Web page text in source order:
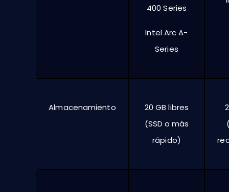
400 Series
Intel Arc A-
Series
Almacenamiento
20 GB libres
(SSD o más
rápido)